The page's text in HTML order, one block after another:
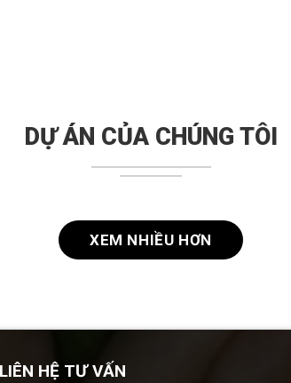
DỰ ÁN CỦA CHÚNG TÔI
XEM NHIỀU HƠN
LIÊN HỆ TƯ VẤN